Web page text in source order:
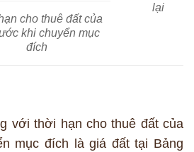
lại
cho thuê đất của
khi chuyển mục
đích
với thời hạn cho thuê đất của
mục đích là giá đất tại Bảng